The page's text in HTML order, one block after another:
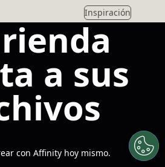
Inspiración
a sus
con Affinity hoy mismo.